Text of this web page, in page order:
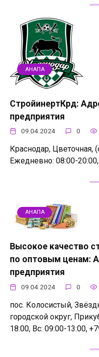
АНАПА
СтройинертКрд:
предприятия
09.04.2024 0
Краснодар, Цветочная,
Ежедневно: 08:00-
АНАПА
Высокое качество
по оптовым ценам:
предприятия
09.04.2024 0
пос. Колосистый,
городской округ,
18:00, Вс: 09:00-13:00,